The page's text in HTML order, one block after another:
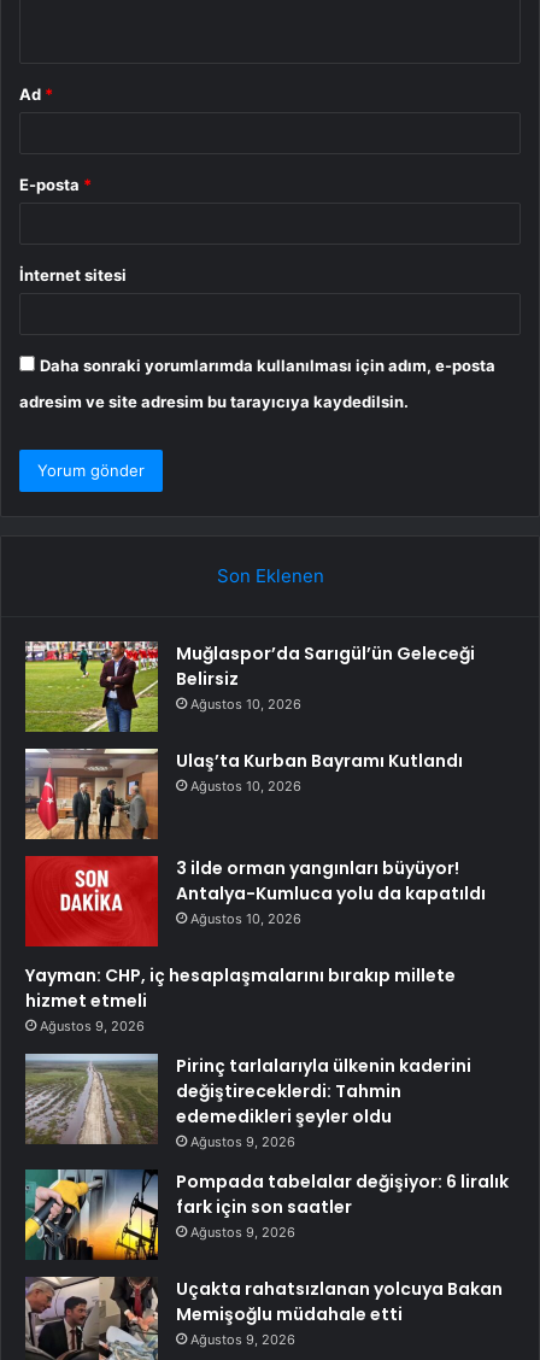
Ad *
E-posta *
İnternet sitesi
Daha sonraki yorumlarımda kullanılması için adım, e-posta
adresim ve site adresim bu tarayıcıya kaydedilsin.
Son Eklenen
Muğlaspor’da Sarıgül’ün Geleceği
Belirsiz
Ağustos 10, 2026
Ulaş’ta Kurban Bayramı Kutlandı
Ağustos 10, 2026
3 ilde orman yangınları büyüyor!
Antalya-Kumluca yolu da kapatıldı
Ağustos 10, 2026
Yayman: CHP, iç hesaplaşmalarını bırakıp millete
hizmet etmeli
Ağustos 9, 2026
Pirinç tarlalarıyla ülkenin kaderini
değiştireceklerdi: Tahmin
edemedikleri şeyler oldu
Ağustos 9, 2026
Pompada tabelalar değişiyor: 6 liralık
fark için son saatler
Ağustos 9, 2026
Uçakta rahatsızlanan yolcuya Bakan
Memişoğlu müdahale etti
Ağustos 9, 2026